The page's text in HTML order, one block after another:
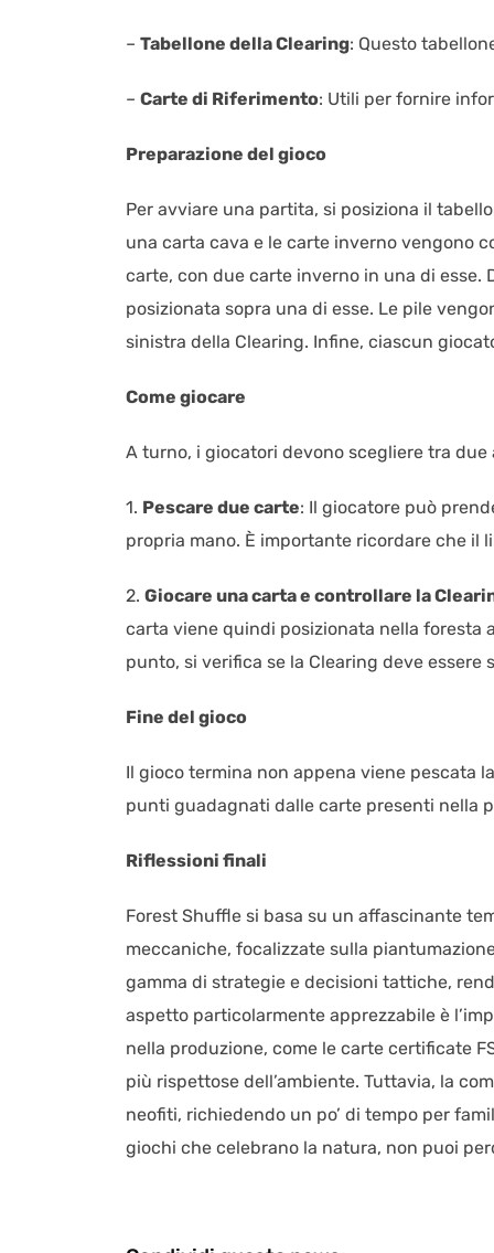
– Tabellone della Clearing: Questo
– Carte di Riferimento: Utili per fornire
Preparazione del gioco
Per avviare una partita, si posiziona il
una carta cava e le carte inverno vengono
carte, con due carte inverno in una di esse.
posizionata sopra una di esse. Le pile
sinistra della Clearing. Infine, ciascun
Come giocare
A turno, i giocatori devono scegliere tra due
1. Pescare due carte: Il giocatore può
propria mano. È importante ricordare che il
2. Giocare una carta e controllare la
carta viene quindi posizionata nella
punto, si verifica se la Clearing deve
Fine del gioco
Il gioco termina non appena viene pescata
punti guadagnati dalle carte presenti nella
Riflessioni finali
Forest Shuffle si basa su un affascinante
meccaniche, focalizzate sulla
gamma di strategie e decisioni tattiche,
aspetto particolarmente apprezzabile è
nella produzione, come le carte certificate
più rispettose dell’ambiente. Tuttavia, la
neofiti, richiedendo un po’ di tempo per
giochi che celebrano la natura, non puoi